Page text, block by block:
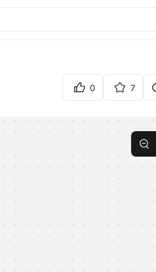
0 7